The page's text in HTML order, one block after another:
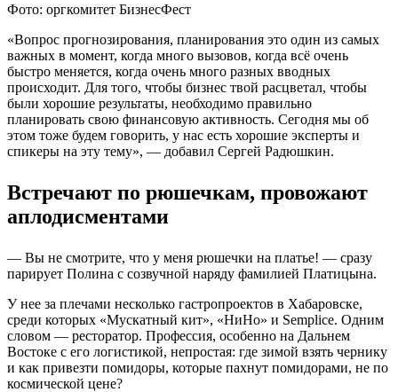
Фото: оргкомитет БизнесФест
«Вопрос прогнозирования, планирования это один из самых
важных в момент, когда много вызовов, когда всё очень
быстро меняется, когда очень много разных вводных
происходит. Для того, чтобы бизнес твой расцветал, чтобы
были хорошие результаты, необходимо правильно
планировать свою финансовую активность. Сегодня мы об
этом тоже будем говорить, у нас есть хорошие эксперты и
спикеры на эту тему», — добавил Сергей Радюшкин.
Встречают по рюшечкам, провожают
аплодисментами
— Вы не смотрите, что у меня рюшечки на платье! — сразу
парирует Полина с созвучной наряду фамилией Платицына.
У нее за плечами несколько гастропроектов в Хабаровске,
среди которых «Мускатный кит», «НиНо» и Semplice. Одним
словом — ресторатор. Профессия, особенно на Дальнем
Востоке с его логистикой, непростая: где зимой взять чернику
и как привезти помидоры, которые пахнут помидорами, не по
космической цене?